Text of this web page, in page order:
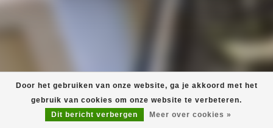
Door het gebruiken van onze website, ga je akkoord met het
gebruik van cookies om onze website te verbeteren.
Dit bericht verbergen
Meer over cookies »